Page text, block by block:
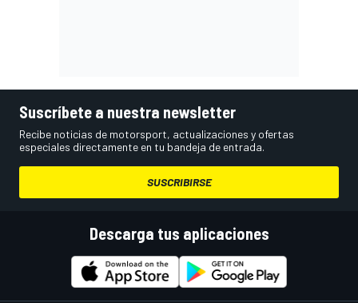
Suscríbete a nuestra newsletter
Recibe noticias de motorsport, actualizaciones y ofertas
especiales directamente en tu bandeja de entrada.
SUSCRIBIRSE
Descarga tus aplicaciones